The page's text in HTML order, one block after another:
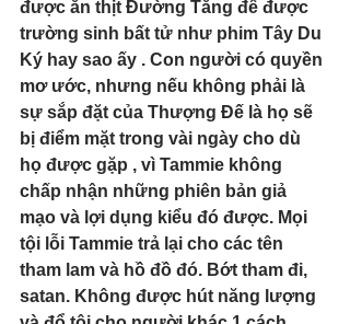
được ăn thịt Đường Tăng để được
trường sinh bất tử như phim Tây Du
Ký hay sao ấy . Con người có quyền
mơ ước, nhưng nếu không phải là
sự sắp đặt của Thượng Đế là họ sẽ
bị điểm mặt trong vài ngày cho dù
họ được gặp , vì Tammie không
chấp nhận những phiên bản giả
mạo và lợi dụng kiểu đó được. Mọi
tội lỗi Tammie trả lại cho các tên
tham lam và hồ đồ đó. Bớt tham đi,
satan. Không được hút năng lượng